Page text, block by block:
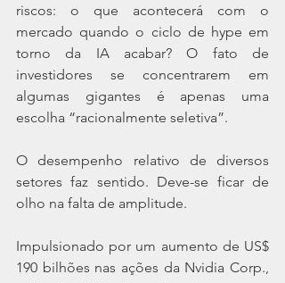
riscos: o que acontecerá com o
mercado quando o ciclo de hype em
torno da IA acabar? O fato de
investidores se concentrarem em
algumas gigantes é apenas uma
escolha “racionalmente seletiva”.
O desempenho relativo de diversos
setores faz sentido. Deve-se ficar de
olho na falta de amplitude.
Impulsionado por um aumento de US$
190 bilhões nas ações da Nvidia Corp.,